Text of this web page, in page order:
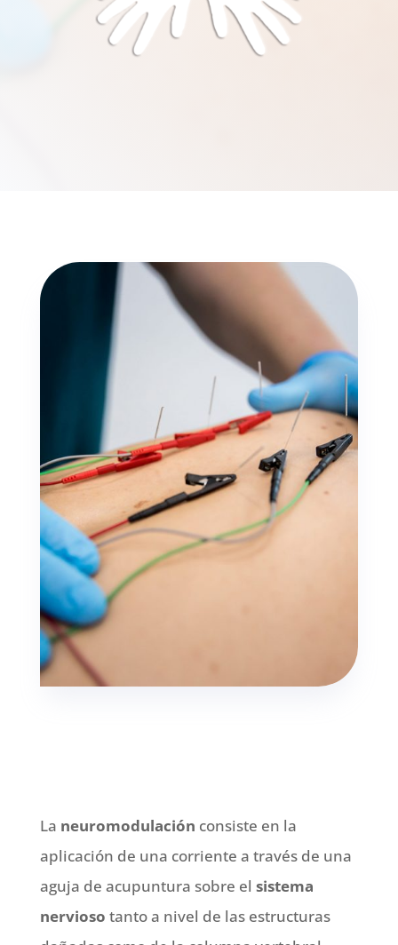
La neuromodulación consiste en la
aplicación de una corriente a través de una
aguja de acupuntura sobre el sistema
nervioso tanto a nivel de las estructuras